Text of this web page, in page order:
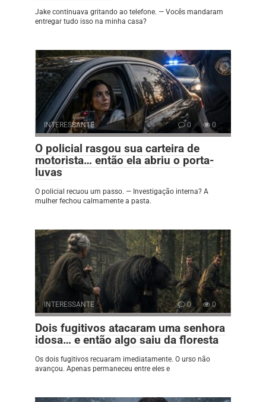
Jake continuava gritando ao telefone. — Vocês mandaram
entregar tudo isso na minha casa?
INTERESSANTE 0 0
O policial rasgou sua carteira de
motorista… então ela abriu o porta-
luvas
O policial recuou um passo. — Investigação interna? A
mulher fechou calmamente a pasta.
INTERESSANTE 0 0
Dois fugitivos atacaram uma senhora
idosa… e então algo saiu da floresta
Os dois fugitivos recuaram imediatamente. O urso não
avançou. Apenas permaneceu entre eles e